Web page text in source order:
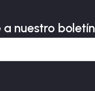
a nuestro boletín